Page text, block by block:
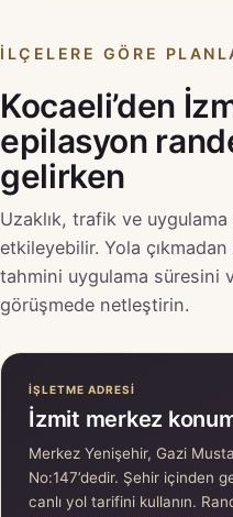
İLÇELERE GÖRE
Kocaeli’den
epilasyon
gelirken
Uzaklık, trafik ve
etkileyebilir. Yola
tahmini uygulama süresini
görüşmede netleştirin.
İŞLETME ADRESI
İzmit merkez
Merkez Yenişehir, Gazi
No:147’dedir. Şehir içinden
canlı yol tarifini kullanın.